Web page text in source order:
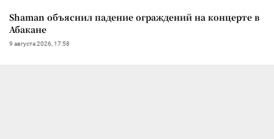
Shaman объяснил падение ограждений на концерте в
Абакане
9 августа 2026, 17:58